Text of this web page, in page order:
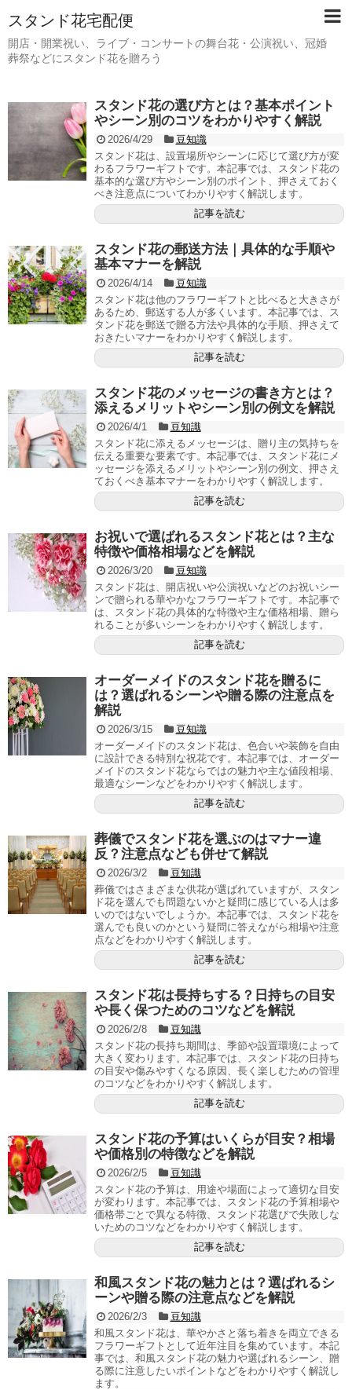
スタンド花宅配便
開店・開業祝い、ライブ・コンサートの舞台花・公演祝い、冠婚
葬祭などにスタンド花を贈ろう
スタンド花の選び方とは？基本ポイント
やシーン別のコツをわかりやすく解説
2026/4/29
豆知識
スタンド花は、設置場所やシーンに応じて選び方が変
わるフラワーギフトです。本記事では、スタンド花の
基本的な選び方やシーン別のポイント、押さえておく
べき注意点についてわかりやすく解説します。
記事を読む
スタンド花の郵送方法｜具体的な手順や
基本マナーを解説
2026/4/14
豆知識
スタンド花は他のフラワーギフトと比べると大きさが
あるため、郵送する人が多くいます。本記事では、ス
タンド花を郵送で贈る方法や具体的な手順、押さえて
おきたいマナーをわかりやすく解説します。
記事を読む
スタンド花のメッセージの書き方とは？
添えるメリットやシーン別の例文を解説
2026/4/1
豆知識
スタンド花に添えるメッセージは、贈り主の気持ちを
伝える重要な要素です。本記事では、スタンド花にメ
ッセージを添えるメリットやシーン別の例文、押さえ
ておくべき基本マナーをわかりやすく解説します。
記事を読む
お祝いで選ばれるスタンド花とは？主な
特徴や価格相場などを解説
2026/3/20
豆知識
スタンド花は、開店祝いや公演祝いなどのお祝いシー
ンで贈られる華やかなフラワーギフトです。本記事で
は、スタンド花の具体的な特徴や主な価格相場、贈ら
れることが多いシーンをわかりやすく解説します。
記事を読む
オーダーメイドのスタンド花を贈るに
は？選ばれるシーンや贈る際の注意点を
解説
2026/3/15
豆知識
オーダーメイドのスタンド花は、色合いや装飾を自由
に設計できる特別な祝花です。本記事では、オーダー
メイドのスタンド花ならではの魅力や主な値段相場、
最適なシーンなどをわかりやすく解説します。
記事を読む
葬儀でスタンド花を選ぶのはマナー違
反？注意点なども併せて解説
2026/3/2
豆知識
葬儀ではさまざまな供花が選ばれていますが、スタン
ド花を選んでも問題ないかと疑問に感じている人は多
いのではないでしょうか。本記事では、スタンド花を
選んでも良いのかという疑問に答えながら相場や注意
点などをわかりやすく解説します。
記事を読む
スタンド花は長持ちする？日持ちの目安
や長く保つためのコツなどを解説
2026/2/8
豆知識
スタンド花の長持ち期間は、季節や設置環境によって
大きく変わります。本記事では、スタンド花の日持ち
の目安や傷みやすくなる原因、長く楽しむための管理
のコツなどをわかりやすく解説します。
記事を読む
スタンド花の予算はいくらが目安？相場
や価格別の特徴などを解説
2026/2/5
豆知識
スタンド花の予算は、用途や場面によって適切な目安
が変わります。本記事では、スタンド花の予算相場や
価格帯ごとで異なる特徴、スタンド花選びで失敗しな
いためのコツなどをわかりやすく解説します。
記事を読む
和風スタンド花の魅力とは？選ばれるシ
ーンや贈る際の注意点などを解説
2026/2/3
豆知識
和風スタンド花は、華やかさと落ち着きを両立できる
フラワーギフトとして近年注目を集めています。本記
事では、和風スタンド花の魅力や選ばれるシーン、贈
る際に注意したいポイントなどをわかりやすく解説し
ます。